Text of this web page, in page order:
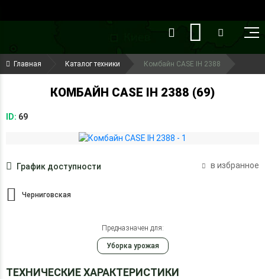
(099) 644-79-22
(050) 416-93-27
Главная Каталог техники Комбайн CASE IH 2388
КОМБАЙН CASE IH 2388 (69)
ID: 69
График доступности в избранное
Черниговская
Предназначен для:
Уборка урожая
ТЕХНИЧЕСКИЕ ХАРАКТЕРИСТИКИ